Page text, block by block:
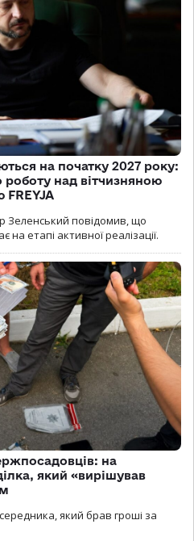
на початку 2027 року:
роботу над вітчизняною
FREYJA
Зеленський повідомив, що
на етапі активної реалізації.
на
який «вирішував
який брав гроші за